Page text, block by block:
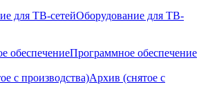
Оборудование для ТВ-
Программное обеспечение
Архив (снятое с